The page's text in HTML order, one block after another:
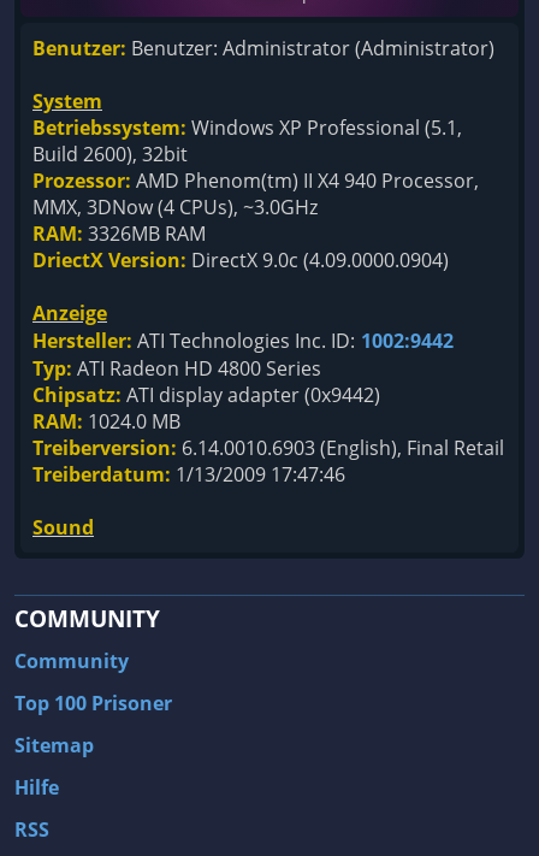
Benutzer: Benutzer: Administrator (Administrator)
System
Betriebssystem: Windows XP Professional (5.1,
Build 2600), 32bit
Prozessor: AMD Phenom(tm) II X4 940 Processor,
MMX, 3DNow (4 CPUs), ~3.0GHz
RAM: 3326MB RAM
DriectX Version: DirectX 9.0c (4.09.0000.0904)
Anzeige
Hersteller: ATI Technologies Inc. ID: 1002:9442
Typ: ATI Radeon HD 4800 Series
Chipsatz: ATI display adapter (0x9442)
RAM: 1024.0 MB
Treiberversion: 6.14.0010.6903 (English), Final Retail
Treiberdatum: 1/13/2009 17:47:46
Sound
COMMUNITY
Community
Top 100 Prisoner
Sitemap
Hilfe
RSS